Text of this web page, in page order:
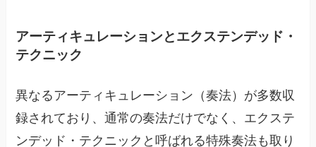
アーティキュレーションとエクステンデッド・
テクニック
異なるアーティキュレーション（奏法）が多数収
録されており、通常の奏法だけでなく、エクステ
ンデッド・テクニックと呼ばれる特殊奏法も取り